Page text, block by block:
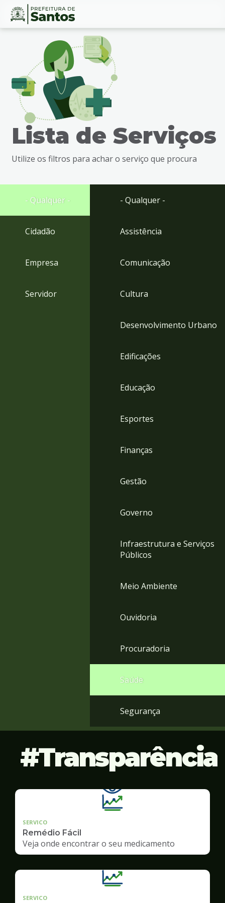
Ir
busca
Ir
rodapé
Conteúdo
Lista de Serviços
Utilize os filtros para achar o serviço que procura
- Qualquer -
Cidadão
Empresa
Servidor
- Qualquer -
Assistência
Comunicação
Cultura
Desenvolvimento Urbano
Edificações
Educação
Esportes
Finanças
Gestão
Governo
Infraestrutura e Serviços
Públicos
Meio Ambiente
Ouvidoria
Procuradoria
Saúde
Segurança
Transparência
SERVICO
Remédio Fácil
Veja onde encontrar o seu medicamento
SERVICO